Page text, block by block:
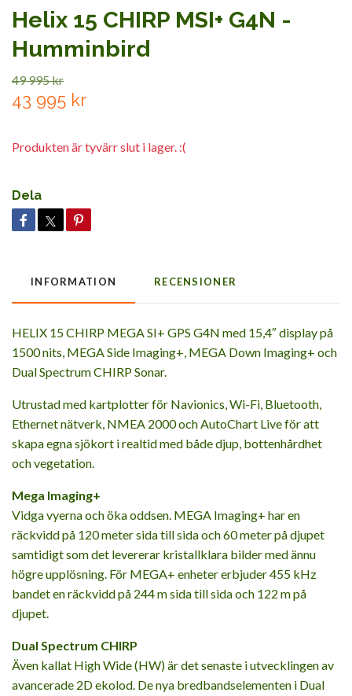
Helix 15 CHIRP MSI+ G4N -
Humminbird
49 995 kr
43 995 kr
Produkten är tyvärr slut i lager. :(
Dela
INFORMATION RECENSIONER
HELIX 15 CHIRP MEGA SI+ GPS G4N med 15,4″ display på
1500 nits, MEGA Side Imaging+, MEGA Down Imaging+ och
Dual Spectrum CHIRP Sonar.
Utrustad med kartplotter för Navionics, Wi-Fi, Bluetooth,
Ethernet nätverk, NMEA 2000 och AutoChart Live för att
skapa egna sjökort i realtid med både djup, bottenhårdhet
och vegetation.
Mega Imaging+
Vidga vyerna och öka oddsen. MEGA Imaging+ har en
räckvidd på 120 meter sida till sida och 60 meter på djupet
samtidigt som det levererar kristallklara bilder med ännu
högre upplösning. För MEGA+ enheter erbjuder 455 kHz
bandet en räckvidd på 244 m sida till sida och 122 m på
djupet.
Dual Spectrum CHIRP
Även kallat High Wide (HW) är det senaste i utvecklingen av
avancerade 2D ekolod. De nya bredbandselementen i Dual